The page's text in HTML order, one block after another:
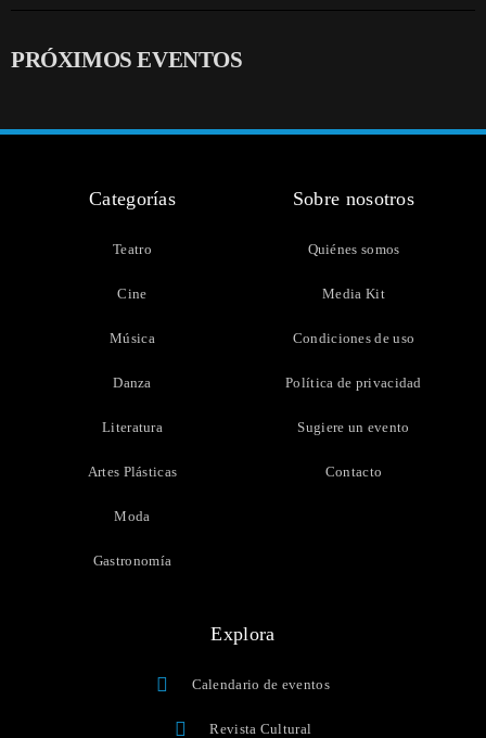
PRÓXIMOS EVENTOS
Categorías
Teatro
Cine
Música
Danza
Literatura
Artes Plásticas
Moda
Gastronomía
Sobre nosotros
Quiénes somos
Media Kit
Condiciones de uso
Política de privacidad
Sugiere un evento
Contacto
Explora
Calendario de eventos
Revista Cultural